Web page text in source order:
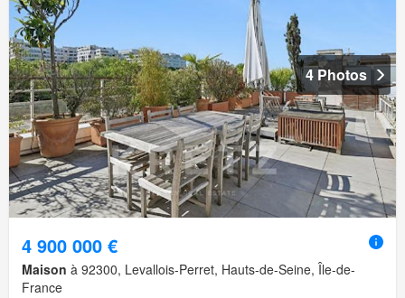
4 Photos
4 900 000 €
Maison à 92300, Levallois-Perret, Hauts-de-Seine, Île-de-
France